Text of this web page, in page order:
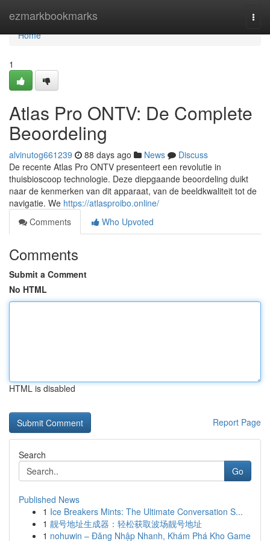
ezmarkbookmarks
Home
Home
1
Atlas Pro ONTV: De Complete
Beoordeling
alvinutog661239 88 days ago News
Discuss
De recente Atlas Pro ONTV presenteert een revolutie in
thuisbioscoop technologie. Deze diepgaande beoordeling duikt
naar de kenmerken van dit apparaat, van de beeldkwaliteit tot de
navigatie. We https://atlasproibo.online/
Comments
Who Upvoted
Comments
Submit a Comment
No HTML
HTML is disabled
Report Page
Search
Go
Published News
1 Ice Breakers Mints: The Ultimate Conversation S...
1 靓号地址生成器：轻松获取波场靓号地址
1 nohuwin – Đăng Nhập Nhanh, Khám Phá Kho Game